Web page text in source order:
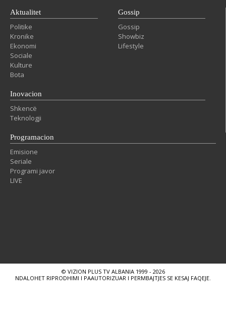
Aktualitet
Politike
Kronike
Ekonomi
Sociale
Kulture
Bota
Gossip
Gossip
Showbiz
Lifestyle
Inovacion
Shkencë
Teknologji
Programacion
Emisione
Seriale
Programi javor
LIVE
© VIZION PLUS TV ALBANIA 1999 - 2026
NDALOHET RIPRODHIMI I PAAUTORIZUAR I PERMBAJTJES SE KESAJ FAQEJE.